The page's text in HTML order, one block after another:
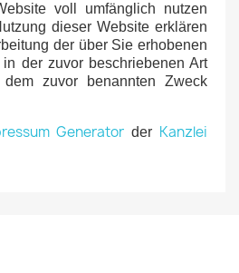
voll umfänglich nutzen
dieser Website erklären
der über Sie erhobenen
der zuvor beschriebenen Art
zuvor benannten Zweck
Generator der Kanzlei